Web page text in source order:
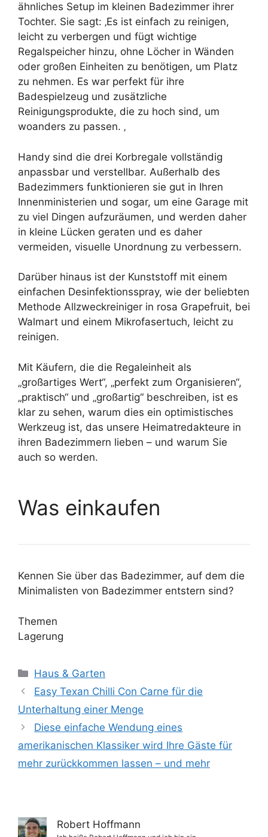
ähnliches Setup im kleinen Badezimmer ihrer
Tochter. Sie sagt: ‚Es ist einfach zu reinigen,
leicht zu verbergen und fügt wichtige
Regalspeicher hinzu, ohne Löcher in Wänden
oder großen Einheiten zu benötigen, um Platz
zu nehmen. Es war perfekt für ihre
Badespielzeug und zusätzliche
Reinigungsprodukte, die zu hoch sind, um
woanders zu passen. ‚
Handy sind die drei Korbregale vollständig
anpassbar und verstellbar. Außerhalb des
Badezimmers funktionieren sie gut in Ihren
Innenministerien und sogar, um eine Garage mit
zu viel Dingen aufzuräumen, und werden daher
in kleine Lücken geraten und es daher
vermeiden, visuelle Unordnung zu verbessern.
Darüber hinaus ist der Kunststoff mit einem
einfachen Desinfektionsspray, wie der beliebten
Methode Allzweckreiniger in rosa Grapefruit, bei
Walmart und einem Mikrofasertuch, leicht zu
reinigen.
Mit Käufern, die die Regaleinheit als
„großartiges Wert“, „perfekt zum Organisieren“,
„praktisch“ und „großartig“ beschreiben, ist es
klar zu sehen, warum dies ein optimistisches
Werkzeug ist, das unsere Heimatredakteure in
ihren Badezimmern lieben – und warum Sie
auch so werden.
Was einkaufen
Kennen Sie über das Badezimmer, auf dem die
Minimalisten von Badezimmer entstern sind?
Themen
Lagerung
Kategorien
Haus & Garten
Easy Texan Chilli Con Carne für die
Unterhaltung einer Menge
Diese einfache Wendung eines
amerikanischen Klassiker wird Ihre Gäste für
mehr zurückkommen lassen – und mehr
Robert Hoffmann